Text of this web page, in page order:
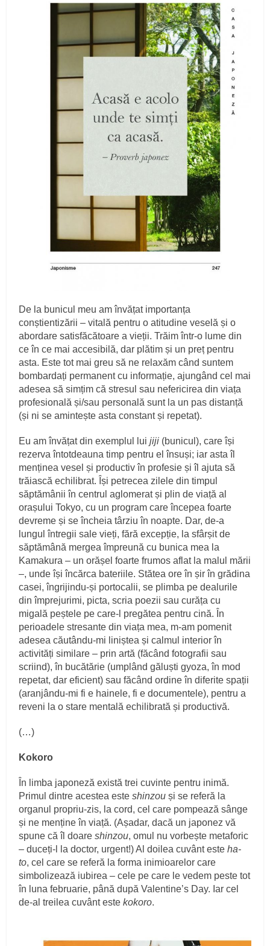
De la bunicul meu am învățat importanța
conștientizării – vitală pentru o atitudine veselă și o
abordare satisfăcătoare a vieții. Trăim într-o lume din
ce în ce mai accesibilă, dar plătim și un preț pentru
asta. Este tot mai greu să ne relaxăm când suntem
bombardați permanent cu informație, ajungând cel mai
adesea să simțim că stresul sau nefericirea din viața
profesională și/sau personală sunt la un pas distanță
(și ni se amintește asta constant și repetat).
Eu am învățat din exemplul luijiji (bunicul), care își
rezerva întotdeauna timp pentru el însuși; iar asta îl
menținea vesel și productiv în profesie și îl ajuta să
trăiască echilibrat. Își petrecea zilele din timpul
săptămânii în centrul aglomerat și plin de viață al
orașului Tokyo, cu un program care începea foarte
devreme și se încheia târziu în noapte. Dar, de-a
lungul întregii sale vieți, fără excepție, la sfârșit de
săptămână mergea împreună cu bunica mea la
Kamakura – un orășel foarte frumos aflat la malul mării
–, unde își încărca bateriile. Stătea ore în șir în grădina
casei, îngrijindu-și portocalii, se plimba pe dealurile
din împrejurimi, picta, scria poezii sau curăța cu
migală peștele pe care-l pregătea pentru cină. În
perioadele stresante din viața mea, m-am pomenit
adesea căutându-mi liniștea și calmul interior în
activități similare – prin artă (făcând fotografii sau
scriind), în bucătărie (umplând găluști gyoza, în mod
repetat, dar eficient) sau făcând ordine în diferite spații
(aranjându-mi fi e hainele, fi e documentele), pentru a
reveni la o stare mentală echilibrată și productivă.
(…)
Kokoro
În limba japoneză există trei cuvinte pentru inimă.
Primul dintre acestea esteshinzouși se referă la
organul propriu-zis, la cord, cel care pompează sânge
și ne menține în viață. (Așadar, dacă un japonez vă
spune că îl doareshinzou, omul nu vorbește metaforic
– duceți-l la doctor, urgent!) Al doilea cuvânt esteha-
to, cel care se referă la forma inimioarelor care
simbolizează iubirea – cele pe care le vedem peste tot
în luna februarie, până după Valentine’s Day. Iar cel
de-al treilea cuvânt estekokoro.